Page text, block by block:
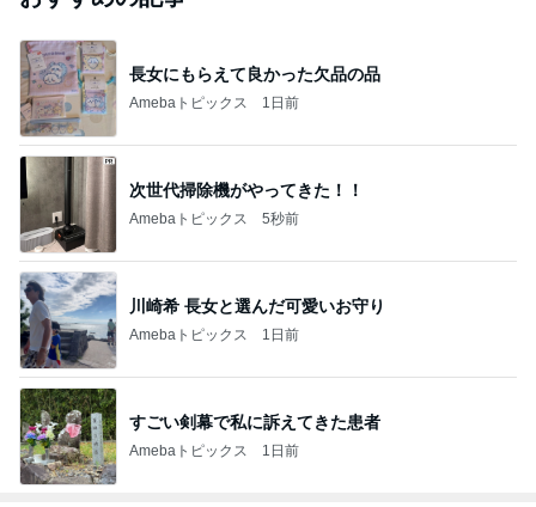
長女にもらえて良かった欠品の品
Amebaトピックス 1日前
次世代掃除機がやってきた！！
Amebaトピックス 5秒前
川崎希 長女と選んだ可愛いお守り
Amebaトピックス 1日前
すごい剣幕で私に訴えてきた患者
Amebaトピックス 1日前